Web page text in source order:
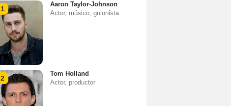
1
Aaron Taylor-Johnson
Actor, músico, guionista
2
Tom Holland
Actor, productor